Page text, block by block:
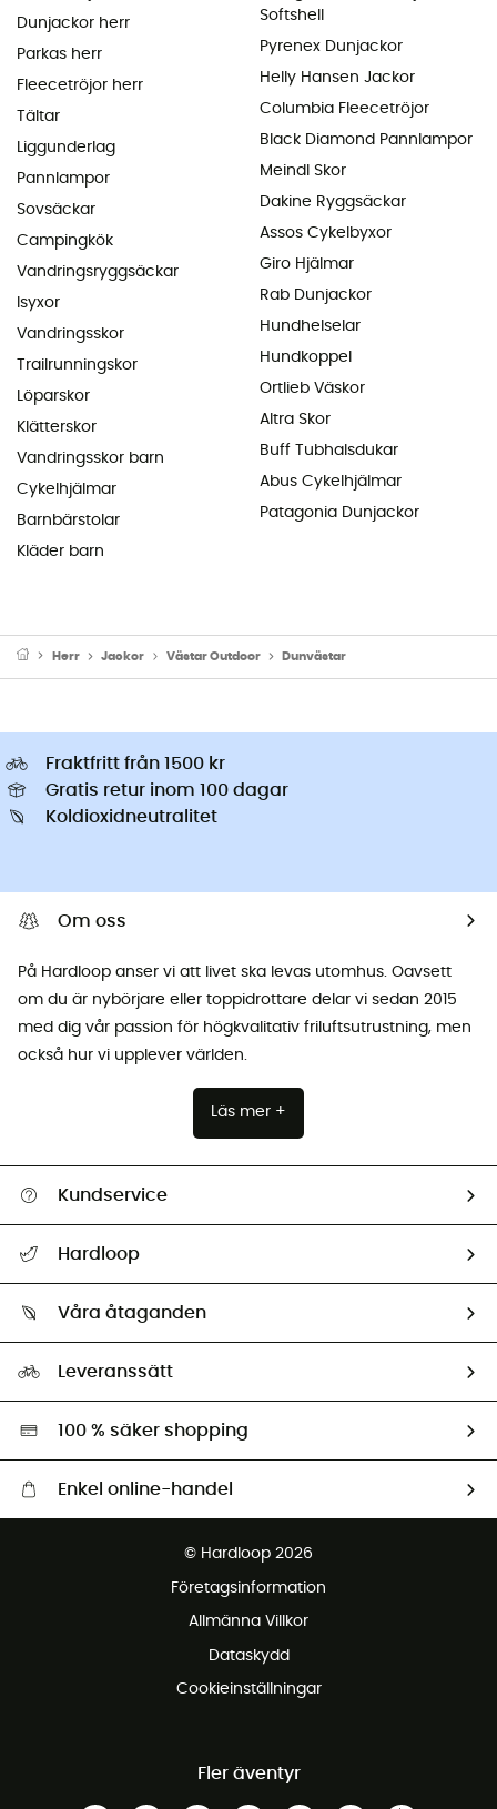
Dunjackor herr
Parkas herr
Fleecetröjor herr
Tältar
Liggunderlag
Pannlampor
Sovsäckar
Campingkök
Vandringsryggsäckar
Isyxor
Vandringsskor
Trailrunningskor
Löparskor
Klätterskor
Vandringsskor barn
Cykelhjälmar
Barnbärstolar
Kläder barn
Softshell
Pyrenex Dunjackor
Helly Hansen Jackor
Columbia Fleecetröjor
Black Diamond Pannlampor
Meindl Skor
Dakine Ryggsäckar
Assos Cykelbyxor
Giro Hjälmar
Rab Dunjackor
Hundhelselar
Hundkoppel
Ortlieb Väskor
Altra Skor
Buff Tubhalsdukar
Abus Cykelhjälmar
Patagonia Dunjackor
Herr Jackor Västar Outdoor Dunvästar
Fraktfritt från 1500 kr
Gratis retur inom 100 dagar
Koldioxidneutralitet
Om oss
På Hardloop anser vi att livet ska levas utomhus. Oavsett
om du är nybörjare eller toppidrottare delar vi sedan 2015
med dig vår passion för högkvalitativ friluftsutrustning, men
också hur vi upplever världen.
Läs mer +
Kundservice
Retur & återbetalning
Hardloop
Ambassadörer
Våra åtaganden
Miljöanpassat urval
Leveranssätt
100 % säker shopping
Enkel online-handel
Gratis retur inom 100 dagar
© Hardloop 2026
Företagsinformation
Allmänna Villkor
Dataskydd
Cookieinställningar
Fler äventyr